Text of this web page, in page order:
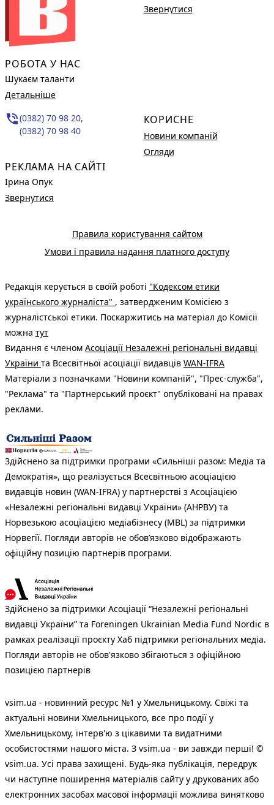
РОБОТА У НАС
Шукаєм таланти
Детальніше
phone_in_talk(0382) 70 98 20,
(0382) 70 98 40
РЕКЛАМА НА САЙТІ
Ірина Опук
Звернутися
Звернутися
КОРИСНЕ
Новини компаній
Огляди
Правила користування сайтом
Умови і правила надання платного доступу
Редакція керується в своїй роботі "Кодексом етики
українського журналіста" , затвердженим Комісією з
журналістської етики. Поскаржитись на матеріал до Комісії
можна тут
Видання є членом Асоціації Незалежні регіональні видавці
України та Всесвітньої асоціації видавців WAN-IFRA
Матеріали з позначками "Новини компаній", "Прес-служба",
"Реклама" та "Партнерський проєкт" опубліковані на правах
реклами.
Здійснено за підтримки програми «Сильніші разом: Медіа та
Демократія», що реалізується Всесвітньою асоціацією
видавців новин (WAN-IFRA) у партнерстві з Асоціацією
«Незалежні регіональні видавці України» (АНРВУ) та
Норвезькою асоціацією медіабізнесу (MBL) за підтримки
Норвегії. Погляди авторів не обов’язково відображають
офіційну позицію партнерів програми.
Здійснено за підтримки Асоціації “Незалежні регіональні
видавці України” та Foreningen Ukrainian Media Fund Nordic в
рамках реалізації проєкту Хаб підтримки регіональних медіа.
Погляди авторів не обов'язково збігаються з офіційною
позицією партнерів
vsim.ua - новинний ресурс №1 у Хмельницькому. Свіжі та
актуальні новини Хмельницького, все про події у
Хмельницькому, інтерв'ю з цікавими та видатними
особистостями нашого міста. З vsim.ua - ви завжди перші! ©
vsim.ua. Усі права захищені. Будь-яка публiкацiя, передрук
чи наступне поширення матеріалів сайту у друкованих або
електронних засобах масової інформації можлива винятково